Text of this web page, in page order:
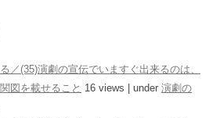
／(35)演劇の宣伝でいますぐ出来るのは、
図を載せること 16 views under 演劇の